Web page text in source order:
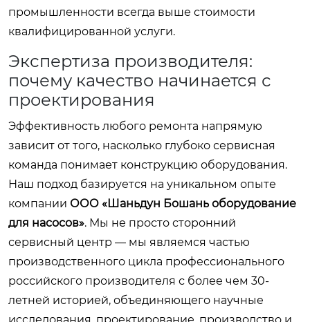
промышленности всегда выше стоимости
квалифицированной услуги.
Экспертиза производителя:
почему качество начинается с
проектирования
Эффективность любого ремонта напрямую
зависит от того, насколько глубоко сервисная
команда понимает конструкцию оборудования.
Наш подход базируется на уникальном опыте
компании ООО «Шаньдун Бошань оборудование
для насосов». Мы не просто сторонний
сервисный центр — мы являемся частью
производственного цикла профессионального
российского производителя с более чем 30-
летней историей, объединяющего научные
исследования, проектирование, производство и